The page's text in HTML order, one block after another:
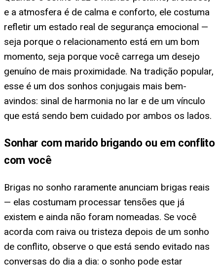
e a atmosfera é de calma e conforto, ele costuma
refletir um estado real de segurança emocional —
seja porque o relacionamento está em um bom
momento, seja porque você carrega um desejo
genuíno de mais proximidade. Na tradição popular,
esse é um dos sonhos conjugais mais bem-
avindos: sinal de harmonia no lar e de um vínculo
que está sendo bem cuidado por ambos os lados.
Sonhar com marido brigando ou em conflito
com você
Brigas no sonho raramente anunciam brigas reais
— elas costumam processar tensões que já
existem e ainda não foram nomeadas. Se você
acorda com raiva ou tristeza depois de um sonho
de conflito, observe o que está sendo evitado nas
conversas do dia a dia: o sonho pode estar